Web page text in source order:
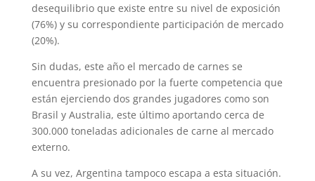
desequilibrio que existe entre su nivel de exposición
(76%) y su correspondiente participación de mercado
(20%).
Sin dudas, este año el mercado de carnes se
encuentra presionado por la fuerte competencia que
están ejerciendo dos grandes jugadores como son
Brasil y Australia, este último aportando cerca de
300.000 toneladas adicionales de carne al mercado
externo.
A su vez, Argentina tampoco escapa a esta situación.